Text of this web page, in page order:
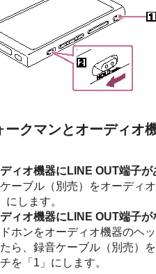
ークマンとオーディオ
ィオ機器にLINE OUT端子が
ーブル（別売）をオーディ
にします。
ィオ機器にLINE OUT端子が
ホンをオーディオ機器のヘ
ら、録音ケーブル（別売）
を「1」にします。